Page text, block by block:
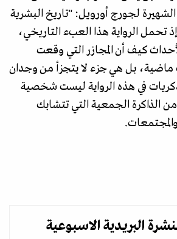
الشهيرة لجورج أورويل: "تاريخ البشرية
تحمل الرواية هذا العبء التاريخي،
كيف أن المجازر التي وقعت
بل هي جزء لا يتجزأ من وجدان
في هذه الرواية ليست شخصية
الذاكرة الجمعية التي تتشابك
البريدية الاسبوعية